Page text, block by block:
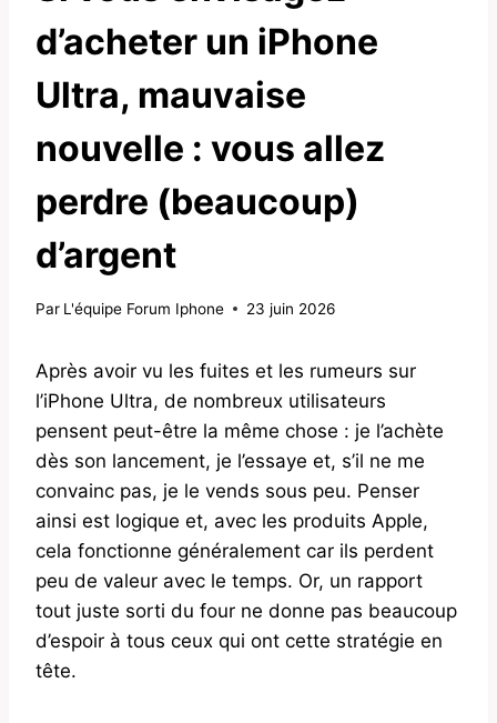
d’acheter un iPhone
Ultra, mauvaise
nouvelle : vous allez
perdre (beaucoup)
d’argent
Par L'équipe Forum Iphone 23 juin 2026
Après avoir vu les fuites et les rumeurs sur
l’iPhone Ultra, de nombreux utilisateurs
pensent peut-être la même chose : je l’achète
dès son lancement, je l’essaye et, s’il ne me
convainc pas, je le vends sous peu. Penser
ainsi est logique et, avec les produits Apple,
cela fonctionne généralement car ils perdent
peu de valeur avec le temps. Or, un rapport
tout juste sorti du four ne donne pas beaucoup
d’espoir à tous ceux qui ont cette stratégie en
tête.